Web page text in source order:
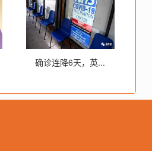
确诊连降6天，英...